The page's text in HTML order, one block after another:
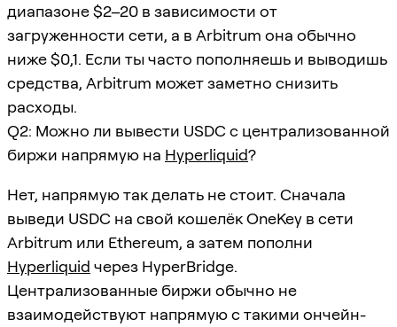
диапазоне $2–20 в зависимости от
загруженности сети, а в Arbitrum она обычно
ниже $0,1. Если ты часто пополняешь и выводишь
средства, Arbitrum может заметно снизить
расходы.
Q2: Можно ли вывести USDC с централизованной
биржи напрямую на Hyperliquid?
Нет, напрямую так делать не стоит. Сначала
выведи USDC на свой кошелёк OneKey в сети
Arbitrum или Ethereum, а затем пополни
Hyperliquid через HyperBridge.
Централизованные биржи обычно не
взаимодействуют напрямую с такими ончейн-